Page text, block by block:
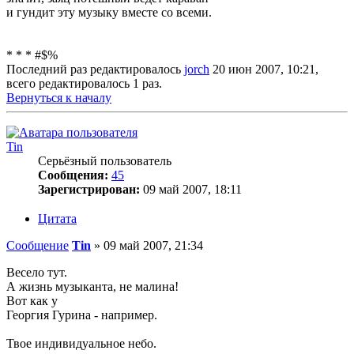
и гундит эту музыку вместе со всеми.
* * * #$%
Последний раз редактировалось jorch 20 июн 2007, 10:21,
всего редактировалось 1 раз.
Вернуться к началу
Tin
Серьёзный пользователь
Сообщения: 45
Зарегистрирован: 09 май 2007, 18:11
Цитата
Сообщение Tin » 09 май 2007, 21:34
Весело тут.
А жизнь музыканта, не малина!
Вот как у
Георгия Гурина - например.
Твое индивидуальное небо.